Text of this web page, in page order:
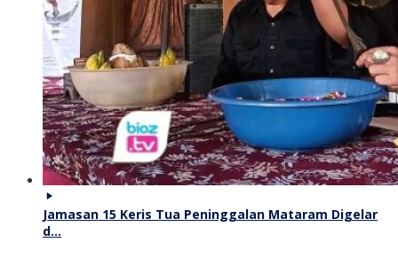
Jamasan 15 Keris Tua Peninggalan Mataram Digelar
d…